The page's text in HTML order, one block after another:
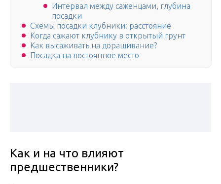
Интервал между саженцами, глубина
посадки
Схемы посадки клубники: расстояние
Когда сажают клубнику в открытый грунт
Как высаживать на доращивание?
Посадка на постоянное место
Как и на что влияют
предшественники?